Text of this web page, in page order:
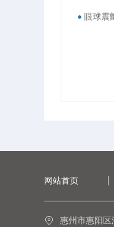
眼球震
网站首页
惠州市惠阳区